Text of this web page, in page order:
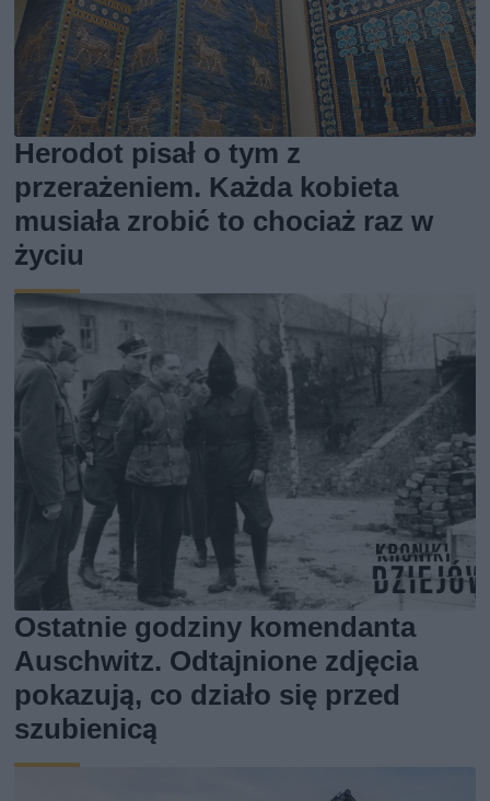
Herodot pisał o tym z
przerażeniem. Każda kobieta
musiała zrobić to chociaż raz w
życiu
Ostatnie godziny komendanta
Auschwitz. Odtajnione zdjęcia
pokazują, co działo się przed
szubienicą